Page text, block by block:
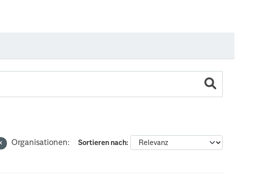
Sortieren nach
Organisationen: